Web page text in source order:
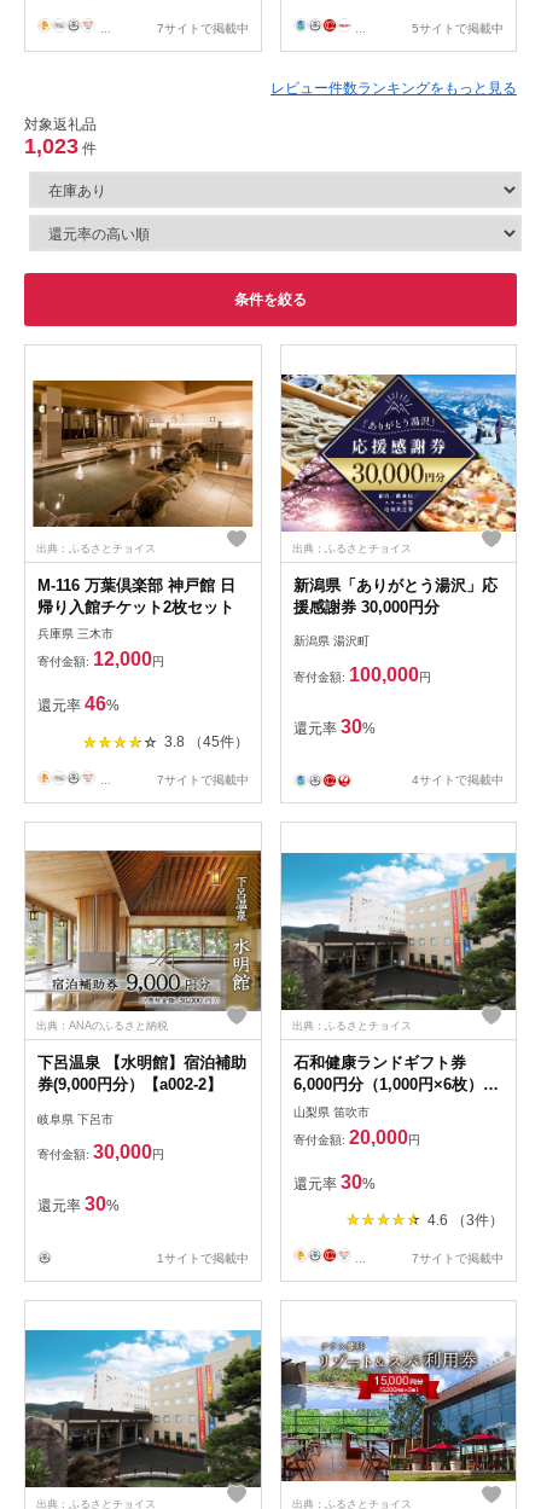
7サイトで掲載中 5サイトで掲載中
レビュー件数ランキングをもっと見る
対象返礼品
1,023 件
条件を絞る
出典：ふるさとチョイス
M-116 万葉倶楽部 神戸館 日
帰り入館チケット2枚セット
兵庫県 三木市
寄付金額: 12,000円
還元率 46%
3.8 （45件）
7サイトで掲載中
出典：ふるさとチョイス
新潟県「ありがとう湯沢」応
援感謝券 30,000円分
新潟県 湯沢町
寄付金額: 100,000円
還元率 30%
4サイトで掲載中
出典：ANAのふるさと納税
下呂温泉 【水明館】宿泊補助
券(9,000円分）【a002-2】
岐阜県 下呂市
寄付金額: 30,000円
還元率 30%
1サイトで掲載中
出典：ふるさとチョイス
石和健康ランドギフト券
6,000円分（1,000円×6枚）
144-002
山梨県 笛吹市
寄付金額: 20,000円
還元率 30%
4.6 （3件）
7サイトで掲載中
出典：ふるさとチョイス 出典：ふるさとチョイス